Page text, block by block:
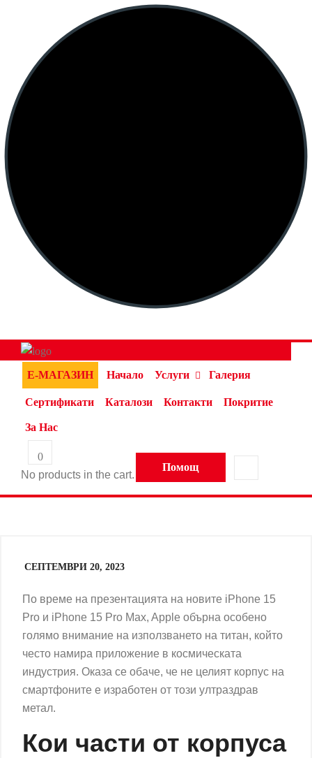
Е-МАГАЗИН Начало Услуги Галерия
Сертификати Каталози Контакти Покритие
За Нас
0
No products in the cart.
Помощ
СЕПТЕМВРИ 20, 2023
По време на презентацията на новите iPhone 15
Pro и iPhone 15 Pro Max, Apple обърна особено
голямо внимание на използването на титан, който
често намира приложение в космическата
индустрия. Оказа се обаче, че не целият корпус на
смартфоните е изработен от този ултраздрав
метал.
Кои части от корпуса